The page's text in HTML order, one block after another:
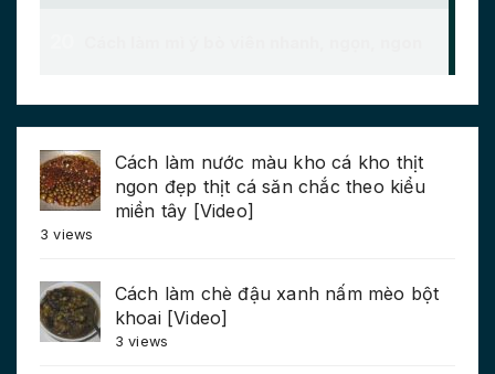
Cách làm nước màu kho cá kho thịt
ngon đẹp thịt cá săn chắc theo kiểu
miền tây [Video]
3 views
Cách làm chè đậu xanh nấm mèo bột
khoai [Video]
3 views